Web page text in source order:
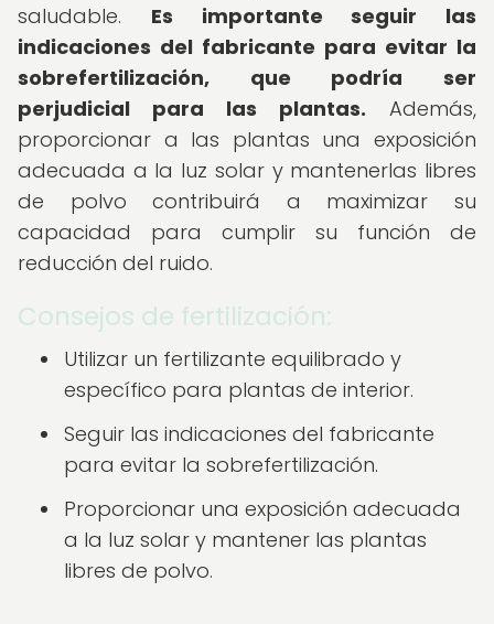
saludable. Es importante seguir las
indicaciones del fabricante para evitar la
sobrefertilización, que podría ser
perjudicial para las plantas. Además,
proporcionar a las plantas una exposición
adecuada a la luz solar y mantenerlas libres
de polvo contribuirá a maximizar su
capacidad para cumplir su función de
reducción del ruido.
Consejos de fertilización:
Utilizar un fertilizante equilibrado y
específico para plantas de interior.
Seguir las indicaciones del fabricante
para evitar la sobrefertilización.
Proporcionar una exposición adecuada
a la luz solar y mantener las plantas
libres de polvo.